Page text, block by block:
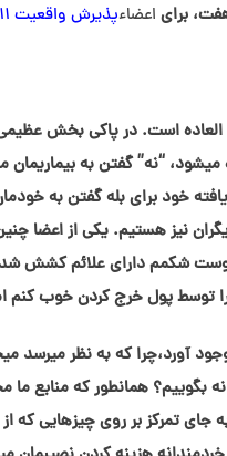
برای اعضاءپذيرش واقعیت ۱۱ قوس ( آذر ماه )
است. در پاکی بخش عظیمی
“نه” گفتن به بیماریمان
خود برای بله گفتن به
نیز هستیم. یکی از
شکمم دارای علائم کشش
توسط پول خرج کردن خوب کنم
آورد،چرا که به نظر میرسد
نه بگوییم؟ همانطور که
جای تمرکز بر روی چیزهایی